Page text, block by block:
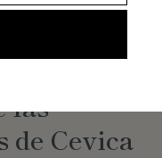
las
de Cevica